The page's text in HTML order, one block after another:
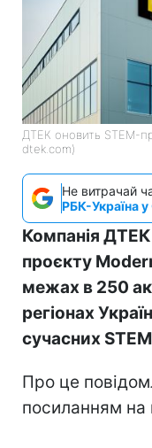
ДТЕК оновить STEM-
dtek.com)
Не витрачай
РБК-Україна
Компанія ДТЕК
проєкту
межах в 250
регіонах
сучасних
Про це
посиланням на